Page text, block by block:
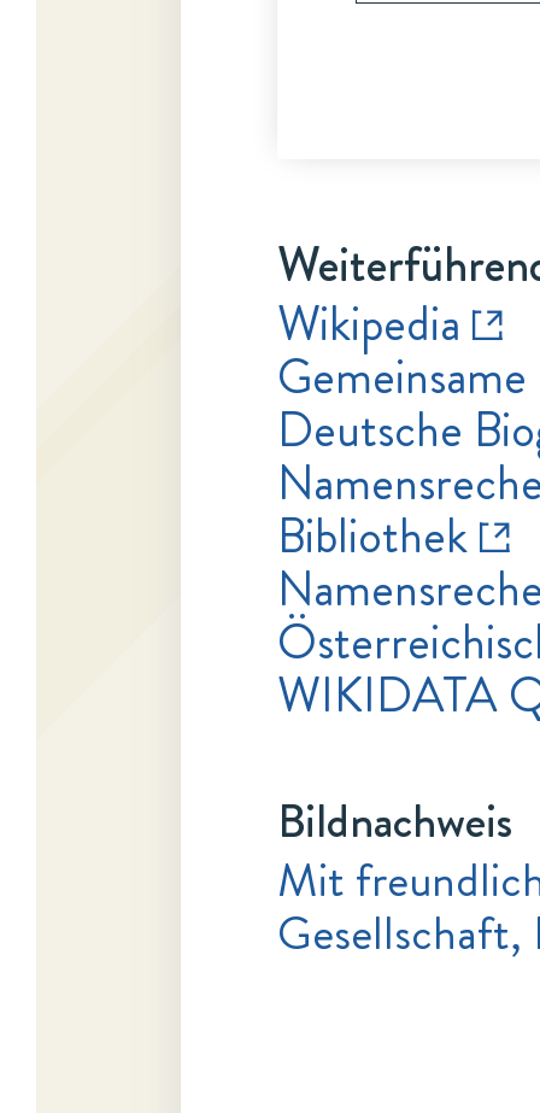
Wikipedia
Deutsche
Bibliothek
WIKIDATA
Bildnachweis
Mit